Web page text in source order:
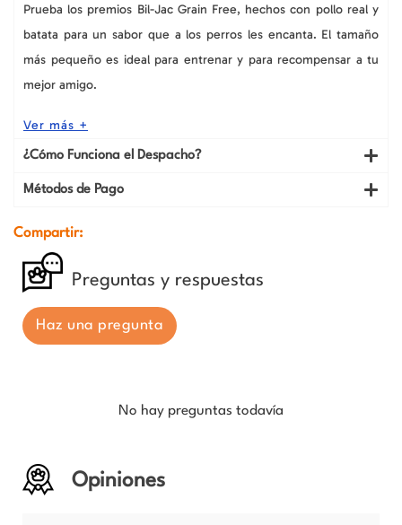
Prueba los premios Bil-Jac Grain Free, hechos con pollo real y
batata para un sabor que a los perros les encanta. El tamaño
más pequeño es ideal para entrenar y para recompensar a tu
mejor amigo.
Ver más +
¿Cómo Funciona el Despacho?
Métodos de Pago
Compartir:
Preguntas y respuestas
Haz una pregunta
No hay preguntas todavía
Opiniones